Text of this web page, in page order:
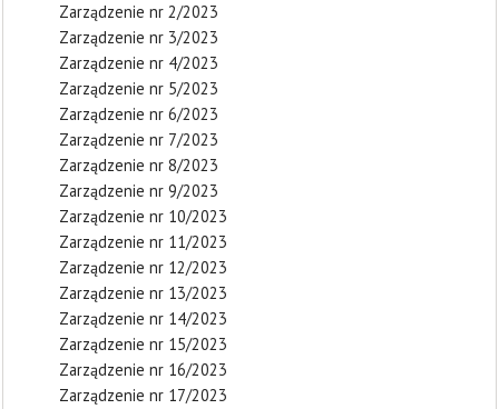
Zarządzenie nr 2/2023
Zarządzenie nr 3/2023
Zarządzenie nr 4/2023
Zarządzenie nr 5/2023
Zarządzenie nr 6/2023
Zarządzenie nr 7/2023
Zarządzenie nr 8/2023
Zarządzenie nr 9/2023
Zarządzenie nr 10/2023
Zarządzenie nr 11/2023
Zarządzenie nr 12/2023
Zarządzenie nr 13/2023
Zarządzenie nr 14/2023
Zarządzenie nr 15/2023
Zarządzenie nr 16/2023
Zarządzenie nr 17/2023